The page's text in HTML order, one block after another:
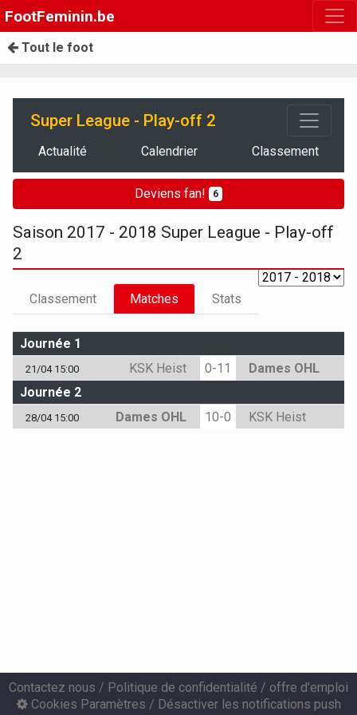
FootFeminin.be
Tout le foot
Super League - Play-off 2
Actualité Calendrier Classement
Deviens fan! 6
Saison 2017 - 2018 Super League - Play-off
2
Classement Matches Stats
Journée 1
21/04 15:00 KSK Heist 0-11
Dames OHL
Journée 2
28/04 15:00 Dames OHL 10-0 KSK Heist
Contactez nous / Politique de confidentialité / offre d'emploi
Cookies Paramètres / Désactiver les notifications push